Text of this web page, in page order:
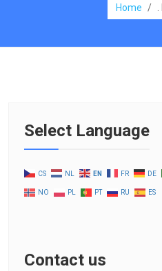
Home /
Select Language
CS NL EN FR DE
NO PL PT RU ES
Contact us